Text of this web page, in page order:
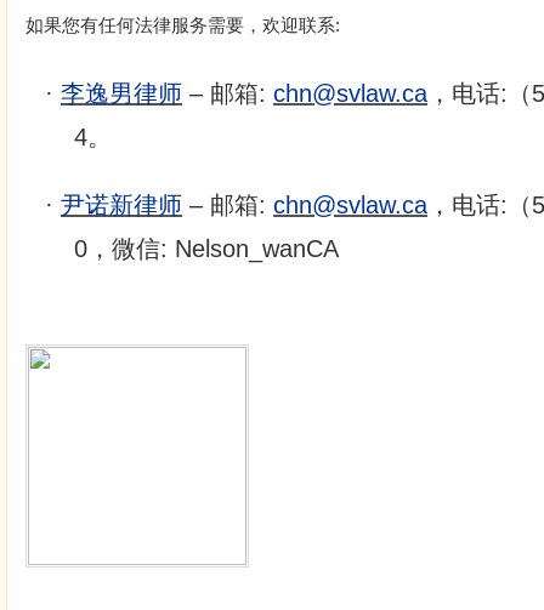
如果您有任何法律服务需要，欢迎联系:
· 李逸男律师 – 邮箱: chn@svlaw.ca ，电话:
4。
· 尹诺新律师 – 邮箱: chn@svlaw.ca ，电话:
0，微信: Nelson_wanCA